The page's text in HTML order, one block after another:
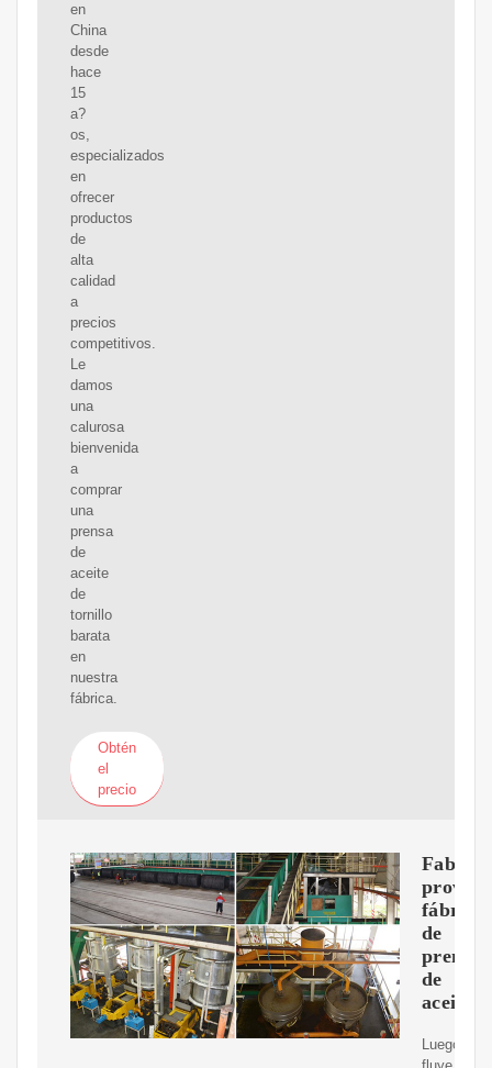
en
China
desde
hace
15
a?
os,
especializados
en
ofrecer
productos
de
alta
calidad
a
precios
competitivos.
Le
damos
una
calurosa
bienvenida
a
comprar
una
prensa
de
aceite
de
tornillo
barata
en
nuestra
fábrica.
Obtén
el
precio
fábrica
de
prensas
de
aceite
Luego